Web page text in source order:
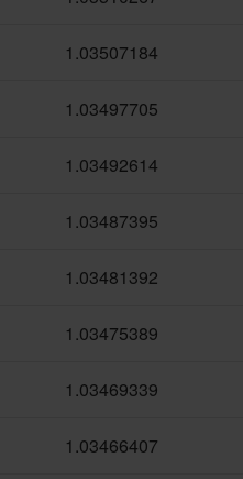
1.03507184
1.03497705
1.03492614
1.03487395
1.03481392
1.03475389
1.03469339
1.03466407